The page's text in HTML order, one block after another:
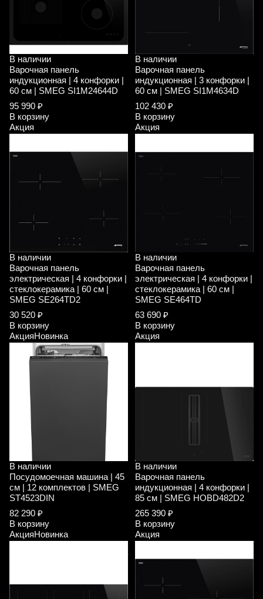
В наличии
Варочная панель
индукционная | 4 конфорки |
60 см | SMEG SI1M24644D
95 990 ₽
В корзину
Акция
В наличии
Варочная панель
индукционная | 3 конфорки |
60 см | SMEG SI1M4634D
102 430 ₽
В корзину
Акция
В наличии
Варочная панель
электрическая | 4 конфорки |
стеклокерамика | 60 см |
SMEG SE264TD2
30 520 ₽
В корзину
АкцияНовинка
В наличии
Варочная панель
электрическая | 4 конфорки |
стеклокерамика | 60 см |
SMEG SE464TD
63 690 ₽
В корзину
Акция
В наличии
Посудомоечная машина | 45
см | 12 комплектов | SMEG
ST4523DIN
82 290 ₽
В корзину
АкцияНовинка
В наличии
Варочная панель
индукционная | 4 конфорки |
85 см | SMEG HOBD482D2
265 390 ₽
В корзину
Акция